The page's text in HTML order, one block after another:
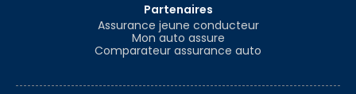
Partenaires
Assurance jeune conducteur
Mon auto assure
Comparateur assurance auto